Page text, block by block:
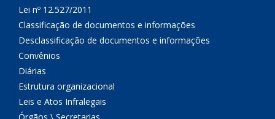
Lei nº 12.527/2011
Classificação de documentos e informações
Desclassificação de documentos e informações
Convênios
Diárias
Estrutura organizacional
Leis e Atos Infralegais